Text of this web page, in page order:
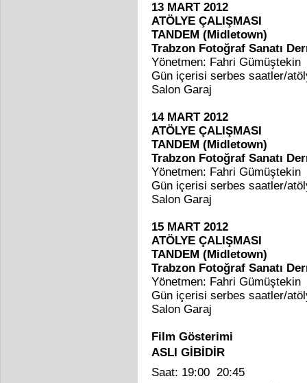
13 MART 2012
ATÖLYE ÇALIŞMASI
TANDEM (Midletown)
Trabzon Fotoğraf Sanatı
Yönetmen: Fahri Gümüştekin
Gün içerisi serbes saatler/
Salon Garaj
14 MART 2012
ATÖLYE ÇALIŞMASI
TANDEM (Midletown)
Trabzon Fotoğraf Sanatı
Yönetmen: Fahri Gümüştekin
Gün içerisi serbes saatler/
Salon Garaj
15 MART 2012
ATÖLYE ÇALIŞMASI
TANDEM (Midletown)
Trabzon Fotoğraf Sanatı
Yönetmen: Fahri Gümüştekin
Gün içerisi serbes saatler/
Salon Garaj
Film Gösterimi
ASLI GİBİDİR
Saat: 19:00  20:45